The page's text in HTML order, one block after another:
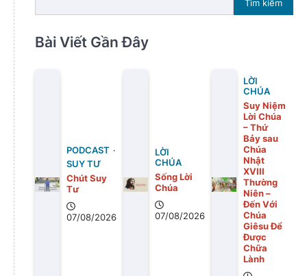
Tìm kiếm
Bài Viết Gần Đây
PODCAST
SUY TƯ
Chút Suy
Tư
07/08/2026
LỜI
CHÚA
Sống Lời
Chúa
07/08/2026
LỜI
CHÚA
Suy Niệm
Lời Chúa
– Thứ
Bảy sau
Chúa
Nhật
XVIII
Thường
Niên –
Đến Với
Chúa
Giêsu Để
Được
Chữa
Lành